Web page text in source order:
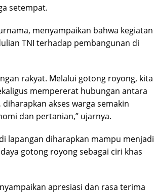
setempat.
menyampaikan bahwa kegiatan
TNI terhadap pembangunan di
rakyat. Melalui gotong royong, kita
mempererat hubungan antara
akses warga semakin
dan pertanian,” ujarnya.
lapangan diharapkan mampu menjadi
gotong royong sebagai ciri khas
apresiasi dan rasa terima